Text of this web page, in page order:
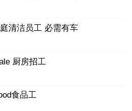
清洁员工 必需有车
厨房招工
食品工